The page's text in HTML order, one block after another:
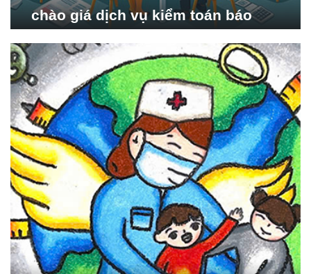
chào giá dịch vụ kiểm toán báo
Nghiên cứu Phát triển Xã
hội_ISDS)